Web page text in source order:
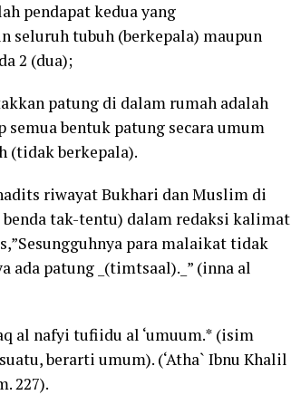
pendapat kedua yang
seluruh tubuh (berkepala) maupun
2 (dua);
patung di dalam rumah adalah
bentuk patung secara umum
(tidak berkepala).
riwayat Bukhari dan Muslim di
benda tak-tentu) dalam redaksi kalimat
para malaikat tidak
ada patung _(timtsaal)._” (inna al
al nafyi tufiidu al ‘umuum.* (isim
berarti umum). (‘Atha` Ibnu Khalil
227).